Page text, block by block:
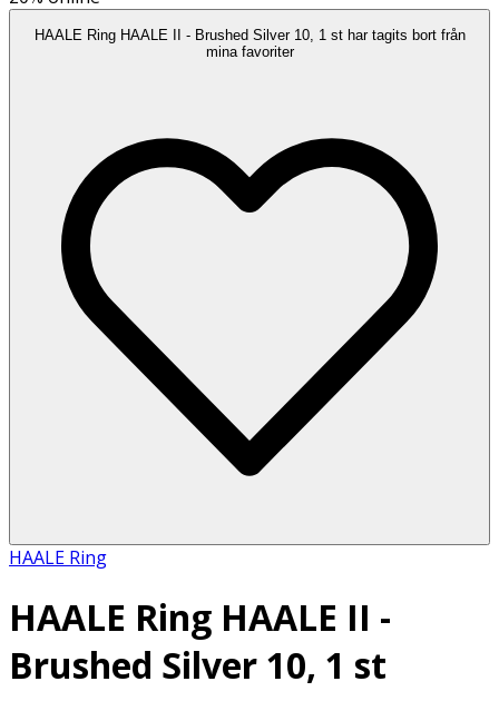
HAALE Ring HAALE II - Brushed Silver 10, 1 st har tagits bort från
mina favoriter
HAALE Ring
HAALE Ring HAALE II -
Brushed Silver 10, 1 st